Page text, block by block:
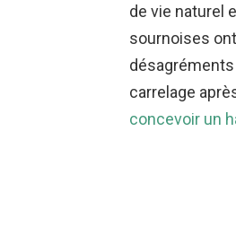
de vie naturel
sournoises
carrelage
concevoir un